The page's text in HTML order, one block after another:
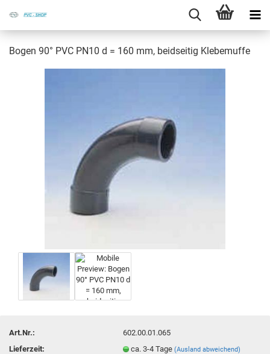
Bogen 90° PVC PN10 d = 160 mm, beid­sei­tig Kle­be­muf­fe
Art.Nr.:
602.00.01.065
Lieferzeit:
ca. 3-4 Tage(Ausland abweichend)